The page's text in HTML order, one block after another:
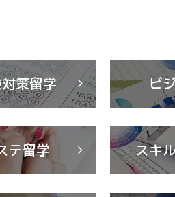
策留学 ビ
テ留学 スキ